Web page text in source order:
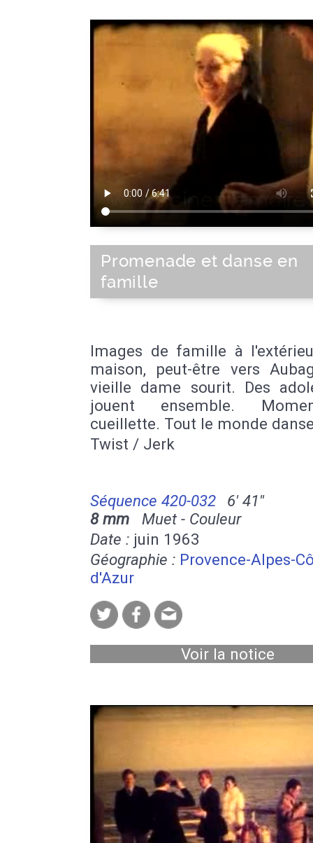
Promenade et danse en
famille
Images de famille à
maison, peut-être vers
vieille dame sourit. Des
jouent ensemble.
cueillette. Tout le monde
Twist / Jerk
Séquence 420-032
6' 41''
8 mm Muet - Couleur
Date : juin 1963
Géographie : Provence-Alpes-
d'Azur
Voir la notice